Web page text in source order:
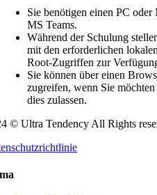
Sie benötigen einen PC
MS Teams.
Während der Schulung
mit den erforderlichen
Root-Zugriffen zur
Sie können über einen
zugreifen, wenn Sie
dies zulassen.
© Ultra Tendency All Rights